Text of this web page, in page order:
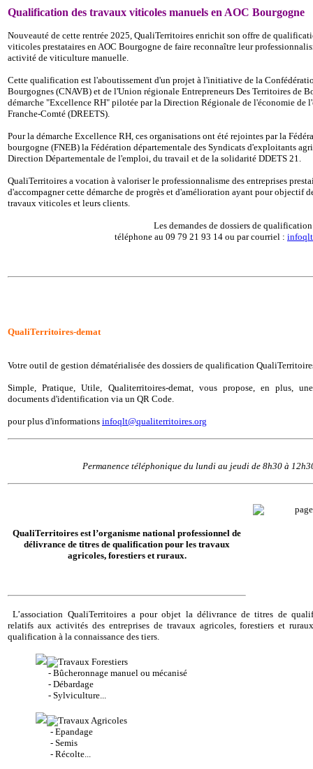
Qualification des travaux viticoles manuels en AOC Bourgogne
Nouveauté de cette rentrée 2025, QualiTerritoires enrichit son offre de
viticoles prestataires en AOC Bourgogne de faire reconnaître leur
activité de viticulture manuelle.
Cette qualification est l'aboutissement d'un projet à l'initiative de la
Bourgognes (CNAVB) et de l'Union régionale Entrepreneurs Des Territoires de
démarche "Excellence RH" pilotée par la Direction Régionale de l'économie
Franche-Comté (DREETS).
Pour la démarche Excellence RH, ces organisations ont été rejointes par la
bourgogne (FNEB) la Fédération départementale des Syndicats d'exploitants
Direction Départementale de l'emploi, du travail et de la solidarité DDETS 21.
QualiTerritoires a vocation à valoriser le professionnalisme des entreprises
d'accompagner cette démarche de progrès et d'amélioration ayant pour objectif
travaux viticoles et leurs clients.
Les demandes de dossiers de
téléphone au 09 79 21 93 14 ou par courriel :
QualiTerritoires-demat
Votre outil de gestion dématérialisée des dossiers de qualification
Simple, Pratique, Utile, Qualiterritoires-demat, vous propose, en plus,
documents d'identification via un QR Code.
pour plus d'informations infoqlt@qualiterritoires.org
Permanence téléphonique du lundi au jeudi de 8h30 à
QualiTerritoires est l’organisme national professionnel de
délivrance de titres de qualification pour les travaux
agricoles, forestiers et ruraux.
L’association QualiTerritoires a pour objet la délivrance de titres de
relatifs aux activités des entreprises de travaux agricoles, forestiers et
qualification à la connaissance des tiers.
- Bûcheronnage manuel ou mécanisé
- Débardage
- Sylviculture...
- Epandage
- Semis
- Récolte...